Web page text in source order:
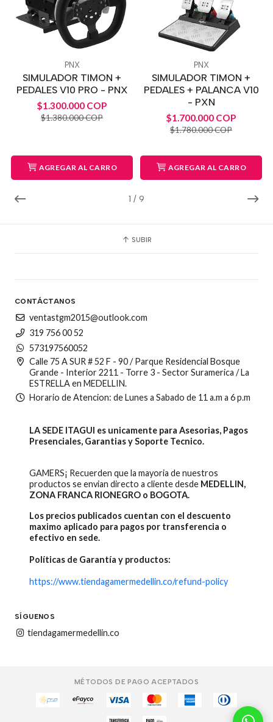
1 / 9
PNX
SIMULADOR TIMON +
PEDALES V10 PRO - PNX
$1.300.000 COP
$1.380.000 COP
AGREGAR AL CARRO
PNX
SIMULADOR TIMON +
PEDALES + PALANCA V10
- PXN
$1.700.000 COP
$1.780.000 COP
AGREGAR AL CARRO
SUBIR
CONTÁCTANOS
ventastgm2015@outlook.com
319 756 00 52
573197560052
Calle 75 A SUR # 52 F - 90 / Parque Residencial Bosque
Grande - Interior 2211 - Torre 3 - Sector Suramerica / La
ESTRELLA en MEDELLIN.
Horario de Atencion: de Lunes a Sabado de 11 a.m a 6 p.m
LA SEDE ITAGUI es unicamente para Asesorias, Pagos
Presenciales, Garantias y Soporte Tecnico.
GAMERS¡ Recuerden que la mayoria de nuestros
productos se envian directo a cliente desde MEDELLIN,
ZONA FRANCA RIONEGRO o BOGOTA.
Los precios publicados cuentan con el descuento
maximo aplicado para pagos por transferencia o
efectivo en sede.
Políticas de Garantía y productos:
https://www.tiendagamermedellin.co/refund-policy
SÍGUENOS
tiendagamermedellin.co
MÉTODOS DE PAGO ACEPTADOS